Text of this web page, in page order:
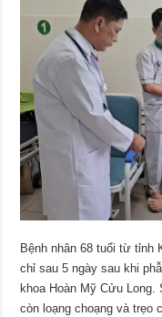
Bệnh nhân 68 tuổi từ tỉnh
chỉ sau 5 ngày sau khi
khoa Hoàn Mỹ Cửu Long.
còn loạng choạng và